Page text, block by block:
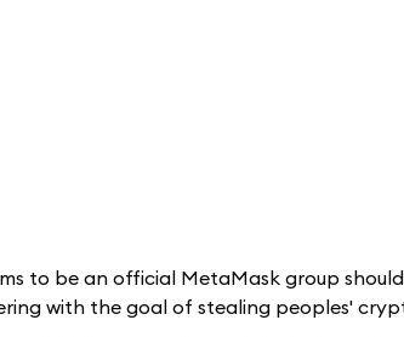
to be an official MetaMask group
with the goal of stealing peoples'